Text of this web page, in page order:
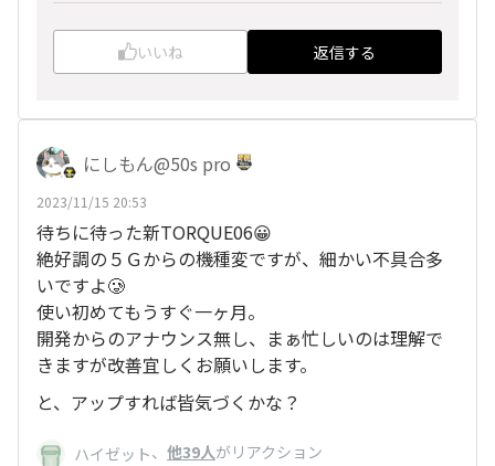
いいね 返信する
にしもん@50s pro
2023/11/15 20:53
待ちに待った新TORQUE06😀
絶好調の５Ｇからの機種変ですが、細かい不具合多
いですよ🥲
使い初めてもうすぐ一ヶ月。
開発からのアナウンス無し、まぁ忙しいのは理解で
きますが改善宜しくお願いします。
と、アップすれば皆気づくかな？
ハイゼット、 他39人がリアクション